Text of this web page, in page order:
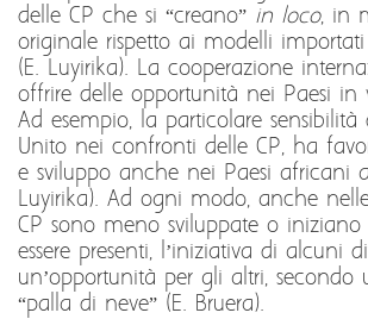
delle CP che si “creano” in loco, in
originale rispetto ai modelli
(E. Luyirika). La cooperazione
offrire delle opportunità nei Paesi in
Ad esempio, la particolare sensibilità
Unito nei confronti delle CP, ha
e sviluppo anche nei Paesi africani
Luyirika). Ad ogni modo, anche
CP sono meno sviluppate o
essere presenti, l’iniziativa di alcuni
un’opportunità per gli altri, secondo
“palla di neve” (E. Bruera).